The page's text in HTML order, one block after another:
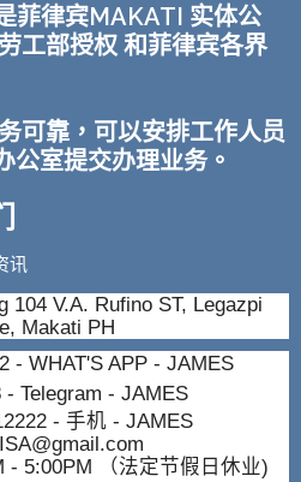
菲律宾MAKATI 实体公
工部授权 和菲律宾各界
可靠，可以安排工作人员
公室提交办理业务。
讯
104 V.A. Rufino ST, Legazpi
Makati PH
- WHAT'S APP - JAMES
- Telegram - JAMES
- 手机 - JAMES
- 5:00PM （法定节假日休业)